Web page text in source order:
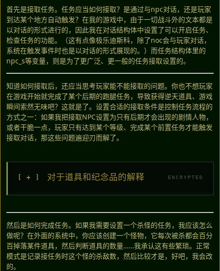
首先是接取任务。任务应当如何接取？是通过与npc对话，还是玩家
到达某个地方自动触发？在我的游戏中，由于一切战斗外的文本都是
以对话的形式进行的，因此我在对话结构体中设置了可以开启任务、
检查任务的功能。（这有点像极乐迪斯科，除了noc会与玩家对话，
系统在触发事件时也是以对话的形式展现的。）而任务结构体里的
npc_s等变量，则是为了更广泛、更一般的任务接取设置的。
知道如何接取后，还应当思考玩家能不能接取的问题。你也不想玩家
在游戏开始就完成了某个后期的跑腿任务，导致获得逆天道具、游戏
瞬间索然无味吧？这就是了。设置合适的接取条件是控制任务流程的
方式之一：如果我把接取NPC设置为只有后期才会出现的剧情人物，
或者干脆一点，玩家只有达到某个等级、完成某个前置任务才能触发
接取对话，那这些问题遍迎刃而解了。
对于道具和纪念品的解释
然后是如何完成任务。如果我需要设置一个杀怪的任务，我应该怎么
做呢？在外面的系统中，你应该创建一个怪物，它每次被杀都会百分
百掉落某件道具，然后判断道具的数量……我承认这有些繁琐。正常
模式是记录接任务时这个怪的杀敌数，然后比较才是，好吧，我会改
的。